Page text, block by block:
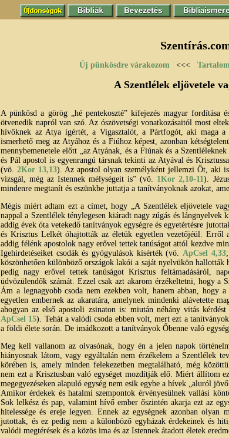
Új pünkösdre várakozom <<< Tartalom
A Szentlélek eljövetele
A pünkösd a görög „hé pentekoszté” kifejezés magyar
ötvenedik napról van szó. Az ószövetségi vonatkozásaitól most
hívőknek az Atya ígértét, a Vigasztalót, a Pártfogót, aki maga a
ismerhető meg az Atyához és a Fiúhoz képest, azonban
mennybemenetele előtt „az Atyának, és a Fiúnak és a
és Pál apostol is egyenrangú társnak tekinti az Atyával és
(vö. 2Kor 13,13). Az apostol olyan személyként jellemzi Őt, aki
vizsgál, még az Istennek mélységeit is” (vö. 1Kor 2,10-11).
mindenre megtanít és eszünkbe juttatja a tanítványoknak azokat,
Mégis miért adtam ezt a címet, hogy „A Szentlélek eljövetele
nappal a Szentlélek ténylegesen kiáradt nagy zúgás és
addig évek óta vetekedő tanítványok egységre és egyetértésre
és Krisztus Lelkét óhajtották az életük egyetlen vezetőjéül. Erről
addig félénk apostolok nagy erővel tettek tanúságot attól kezdve
Igehirdetéseiket csodák és gyógyulások kísérték (vö. ApCsel 4,33;
köszönhetően különböző országok lakói a saját nyelvükön hallották
pedig nagy erővel tettek tanúságot Krisztus feltámadásáról,
üdvözülendők számát. Ezzel csak azt akarom érzékeltetni, hogy a
Ám a legnagyobb csoda nem ezekben volt, hanem abban, hogy
egyetlen embernek az akaratára, amelynek mindenki alávetette
ahogyan az első apostoli zsinaton is: miután néhány vitás
ApCsel 15). Tehát a valódi csoda ebben volt, mert ezt a
a földi élete során. De imádkozott a tanítványok Őbenne való
Meg kell vallanom az olvasónak, hogy én a jelen napok
hiányosnak látom, vagy egyáltalán nem érzékelem a Szentlélek
körében is, amely minden felekezetben megtalálható, még
nem ezt a Krisztusban való egységet mozdítják elő. Miért állítom
megegyezéseken alapuló egység nem esik egybe a hívek „aluról
Amikor érdekek és hatalmi szempontok érvényesülnek vallási
Sok lelkész és pap, valamint hívő ember őszintén akarja ezt az
hitelessége és ereje legyen. Ennek az egységnek azonban
jutottak, és ez pedig nem a különböző egyházak érdekeinek és
valódi megtérések és a közös ima és az Istennek átadott életek